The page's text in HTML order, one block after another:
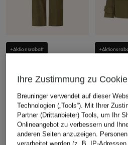
+Aktionsrabatt
7/8-Cargohose CIHILL
109,99 €
Bestpreis:93,49 €
Ursprünglich:199,99 €
149,99 €
Bestpreis:
Ihre Zustimmung zu
Breuninger verwendet auf dieser
Technologien („Tools“). Mit Ihrer
Partner (Drittanbieter) Tools, um Ihr
Onlineangebot zu verbessern und
anderen Seiten anzuzeigen.
verarbeitet werden (z. B. IP-